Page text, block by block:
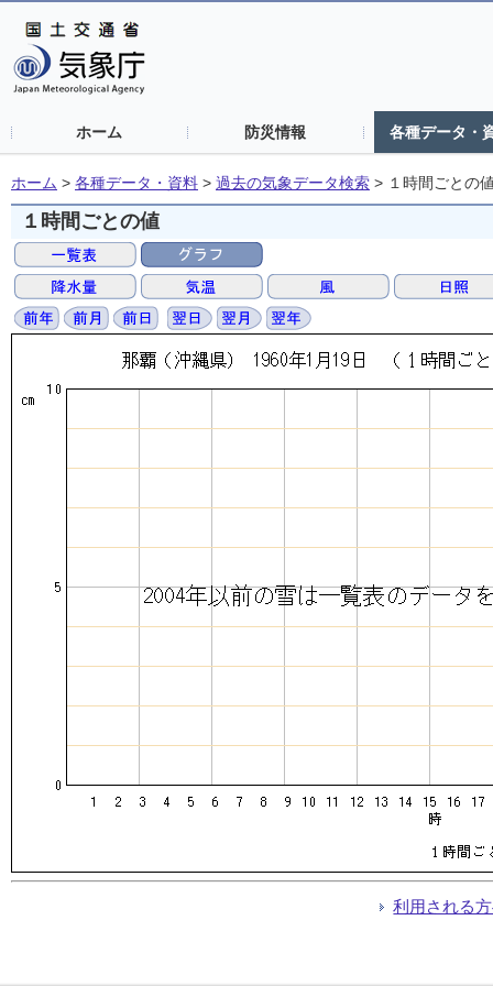
ホーム 防災情報 各種データ・
ホーム > 各種データ・資料 > 過去の気象データ検索 > １時間ごとの
１時間ごとの値
利用される